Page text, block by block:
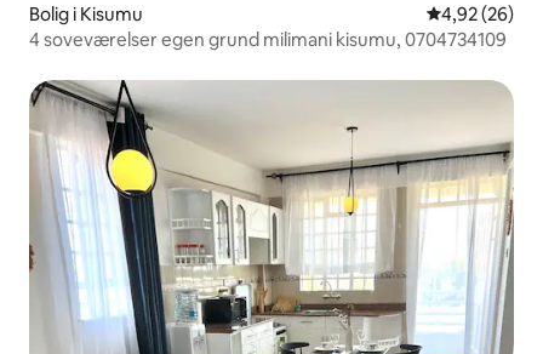
Bolig i Kisumu 4,92 ud af 5 i
4,92 (26)
4 soveværelser egen grund milimani kisumu, 0704734109